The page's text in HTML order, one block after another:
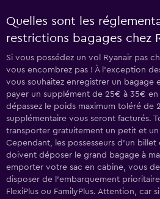
Quelles sont les
restrictions bagages​ ​chez​
Si vous possédez un vol Ryanair pas
vous encombrez pas ! À l’exception
vous souhaitez enregistrer un bagage
payer un supplément de 25€ à 35€ en
dépassez le poids maximum toléré de
supplémentaire vous seront facturés.
transporter gratuitement un petit et un
Cependant, les possesseurs d’un billet
doivent déposer le grand bagage à
emporter votre sac en cabine, vous
disposer de l’embarquement
FlexiPlus ou FamilyPlus. Attention, car